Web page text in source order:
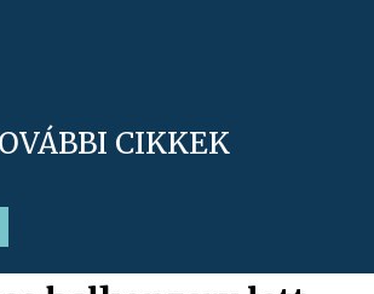
CIKKEK